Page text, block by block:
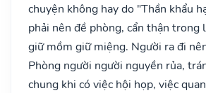
chuyện không hay do "Thần khẩu
phải nên đề phòng, cẩn thận trong
giữ mồm giữ miệng. Người ra đi
Phòng người người nguyền rủa,
chung khi có việc hội họp, việc